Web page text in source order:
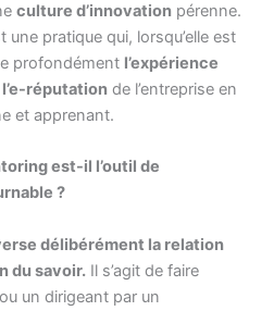
culture d’innovation pérenne.
une pratique qui, lorsqu’elle est
profondément l’expérience
l’e-réputation de l’entreprise en
et apprenant.
est-il l’outil de
?
délibérément la relation
du savoir. Il s’agit de faire
un dirigeant par un